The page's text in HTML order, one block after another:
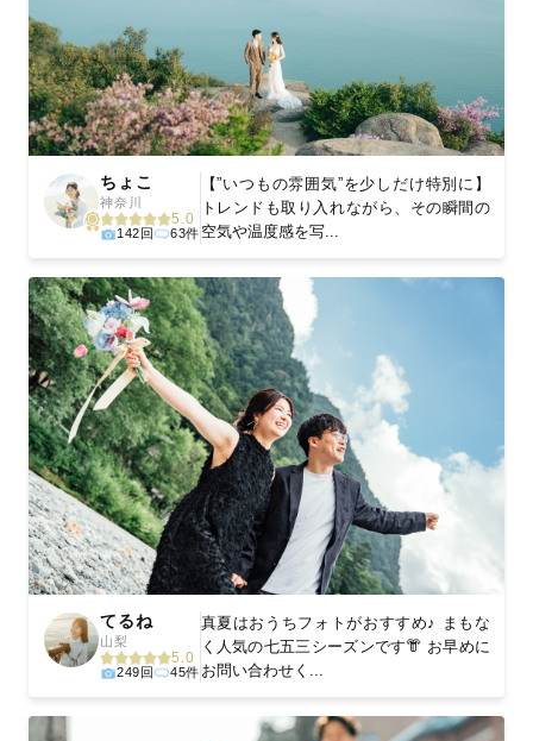
ちょこ
神奈川
5.0
142回 63件
【”いつもの雰囲気”を少しだけ特別に】
トレンドも取り入れながら、その瞬間の
空気や温度感を写...
てるね
山梨
5.0
249回 45件
真夏はおうちフォトがおすすめ♪ まもな
く人気の七五三シーズンです👘 お早めに
お問い合わせく...